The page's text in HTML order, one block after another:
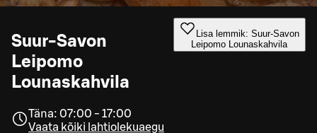
Suur-Savon
Leipomo
Lounaskahvila
Lisa lemmik: Suur-Savon
Leipomo Lounaskahvila
Täna: 07:00 - 17:00
Vaata kõiki lahtiolekuaegu